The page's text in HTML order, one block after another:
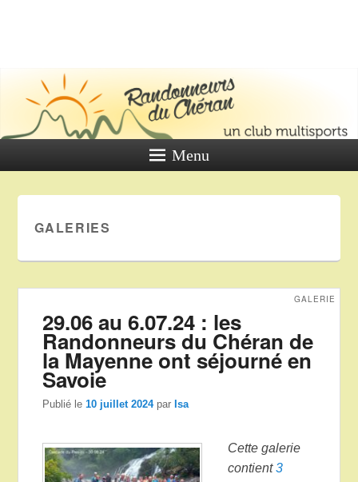
DU
Un club multi sports
Menu
GALERIES
29.06 au 6.07.24 : les
Randonneurs du Chéran de
la Mayenne ont séjourné en
Savoie
GALERIE
Publié le10 juillet 2024 par Isa
Cette galerie
contient3